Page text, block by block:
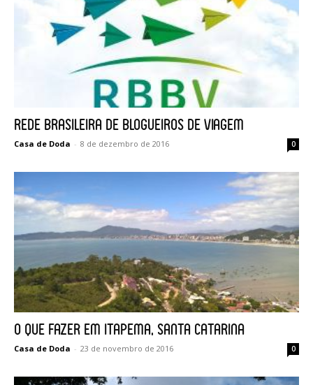
Rede Brasileira de Blogueiros de Viagem
Casa de Doda - 8 de dezembro de 2016 0
O que fazer em Itapema, Santa Catarina
Casa de Doda - 23 de novembro de 2016 0